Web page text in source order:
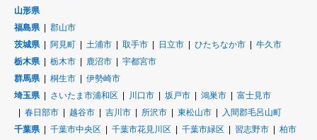
山形県
福島県
郡山市
茨城県
阿見町 土浦市 取手市 日立市 ひたちなか市
牛久市
栃木県
栃木市 鹿沼市
宇都宮市
群馬県
桐生市
伊勢崎市
埼玉県
さいたま市浦和区 川口市 坂戸市 鴻巣市
富士見市
春日部市
越谷市 吉川市 所沢市 東松山市
入間郡毛呂山町
千葉県
千葉市中央区 千葉市花見川区 千葉市緑区 習志野市
柏市